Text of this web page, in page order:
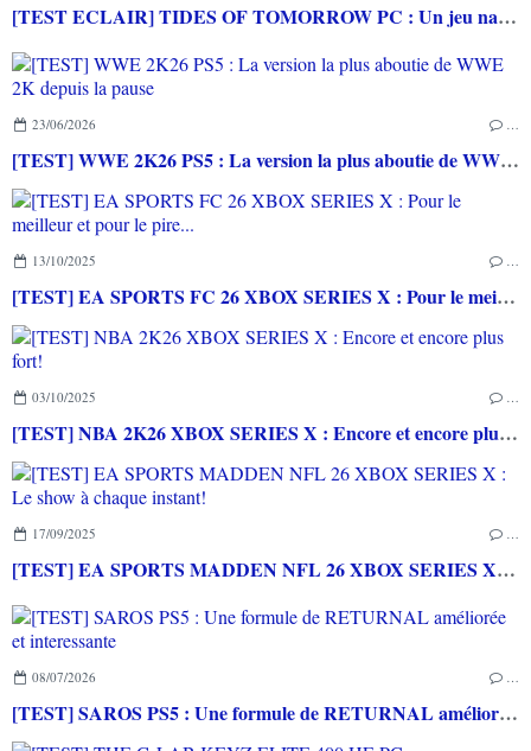
[TEST ECLAIR] TIDES OF TOMORROW PC : Un jeu narratif fun et connecté
23/06/2026
[TEST] WWE 2K26 PS5 : La version la plus aboutie de WWE 2K depuis la pause
13/10/2025
[TEST] EA SPORTS FC 26 XBOX SERIES X : Pour le meilleur et pour le pire...
03/10/2025
[TEST] NBA 2K26 XBOX SERIES X : Encore et encore plus fort!
17/09/2025
[TEST] EA SPORTS MADDEN NFL 26 XBOX SERIES X : Le show à chaque instant!
08/07/2026
[TEST] SAROS PS5 : Une formule de RETURNAL améliorée et interessante